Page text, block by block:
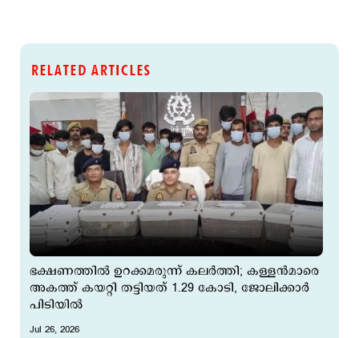
RELATED ARTICLES
ഭക്ഷണത്തില്‍ ഉറക്കമരുന്ന് കലര്‍ത്തി; കള്ളന്‍മാരെ
അകത്ത് കയറ്റി തട്ടിയത് 1.29 കോടി, ജോലിക്കാര്‍
പിടിയില്‍
Jul 26, 2026